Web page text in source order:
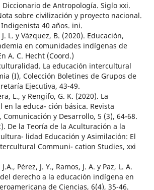
Diccionario de Antropología. Siglo xxi.
sobre civilización y proyecto nacional.
40 años. ini.
L. y Vázquez, B. (2020). Educación,
en comunidades indígenas de
A. C. Hecht (Coord.)
La educación intercultural
(I), Colección Boletines de Grupos de
Ejecutiva, 43-49.
L., y Rengifo, G. K. (2020). La
la educa- ción básica. Revista
y Desarrollo, 5 (3), 64-68.
De la Teoría de la Aculturación a la
lidad Educación y Asimilación: El
Communi- cation Studies, xxi
Pérez, J. Y., Ramos, J. A. y Paz, L. A.
derecho a la educación indígena en
de Ciencias, 6(4), 35-46.